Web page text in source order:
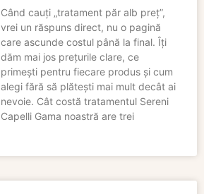
Când cauți „tratament păr alb preț”,
vrei un răspuns direct, nu o pagină
care ascunde costul până la final. Îți
dăm mai jos prețurile clare, ce
primești pentru fiecare produs și cum
alegi fără să plătești mai mult decât ai
nevoie. Cât costă tratamentul Sereni
Capelli Gama noastră are trei